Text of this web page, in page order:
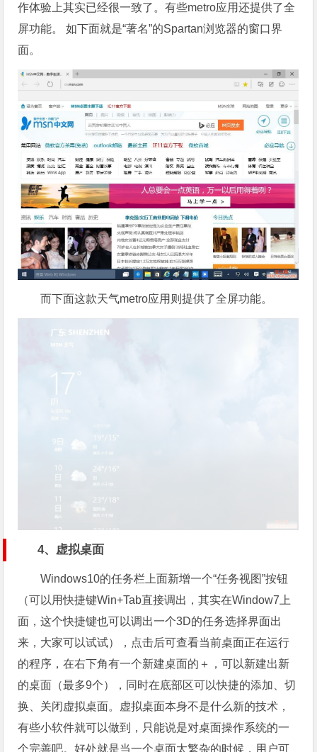
作体验上其实已经很一致了。有些metro应用还提供了全
屏功能。 如下面就是“著名”的Spartan浏览器的窗口界
面。
而下面这款天气metro应用则提供了全屏功能。
4、虚拟桌面
Windows10的任务栏上面新增一个“任务视图”按钮
（可以用快捷键Win+Tab直接调出，其实在Window7上
面，这个快捷键也可以调出一个3D的任务选择界面出
来，大家可以试试），点击后可查看当前桌面正在运行
的程序，在右下角有一个新建桌面的＋，可以新建出新
的桌面（最多9个），同时在底部区可以快捷的添加、切
换、关闭虚拟桌面。虚拟桌面本身不是什么新的技术，
有些小软件就可以做到，只能说是对桌面操作系统的一
个完善吧。好处就是当一个桌面太繁杂的时候，用户可